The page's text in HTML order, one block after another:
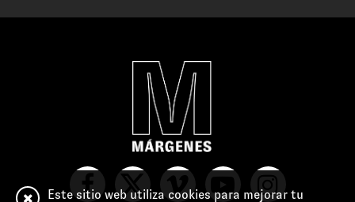
Este sitio web utiliza cookies para mejorar tu